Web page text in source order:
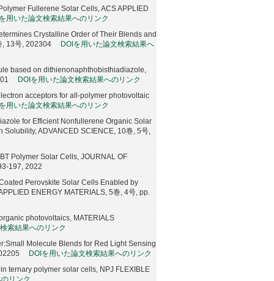
Fullerene Solar Cells, ACS APPLIED
用いた論文検索結果へのリンク
Crystalline Order of Their Blends and
, 13号, 202304
DOIを用いた論文検索結果へ
based on dithienonaphthobisthiadiazole,
DOIを用いた論文検索結果へのリンク
acceptors for all-polymer photovoltaic
用いた論文検索結果へのリンク
for Efficient Nonfullerene Organic Solar
ADVANCED SCIENCE, 10巻, 5号,
Polymer Solar Cells, JOURNAL OF
197, 2022
Perovskite Solar Cells Enabled by
ENERGY MATERIALS, 5巻, 4号, pp.
photovoltaics, MATERIALS
索結果へのリンク
Molecule Blends for Red Light Sensing
DOIを用いた論文検索結果へのリンク
ternary polymer solar cells, NPJ FLEXIBLE
リンク